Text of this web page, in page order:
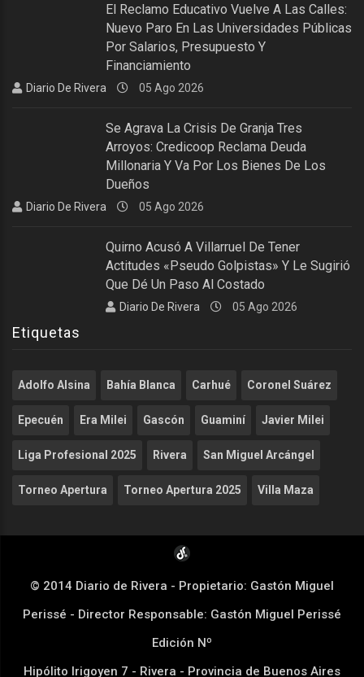
El Reclamo Educativo Vuelve A Las Calles:
Nuevo Paro En Las Universidades Públicas
Por Salarios, Presupuesto Y
Financiamiento
Diario De Rivera 05 Ago 2026
Se Agrava La Crisis De Granja Tres
Arroyos: Credicoop Reclama Deuda
Millonaria Y Va Por Los Bienes De Los
Dueños
Diario De Rivera 05 Ago 2026
Quirno Acusó A Villarruel De Tener
Actitudes «pseudo Golpistas» Y Le Sugirió
Que Dé Un Paso Al Costado
Diario De Rivera 05 Ago 2026
Etiquetas
Adolfo Alsina Bahía Blanca Carhué Coronel Suárez
Epecuén Era Milei Gascón Guaminí Javier Milei
Liga Profesional 2025 Rivera San Miguel Arcángel
Torneo Apertura Torneo Apertura 2025 Villa Maza
© 2014 Diario de Rivera - Propietario: Gastón Miguel
Perissé - Director Responsable: Gastón Miguel Perissé
Edición Nº
Hipólito Irigoyen 7 - Rivera - Provincia de Buenos Aires